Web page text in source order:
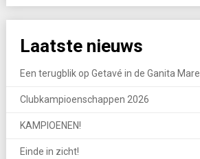
Laatste nieuws
Een terugblik op Getavé in de Ganita Mare
Clubkampioenschappen 2026
KAMPIOENEN!
Einde in zicht!